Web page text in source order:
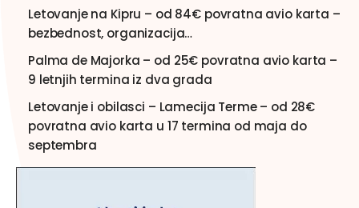
Letovanje na Kipru – od 84€ povratna avio karta –
bezbednost, organizacija…
Palma de Majorka – od 25€ povratna avio karta –
9 letnjih termina iz dva grada
Letovanje i obilasci – Lamecija Terme – od 28€
povratna avio karta u 17 termina od maja do
septembra